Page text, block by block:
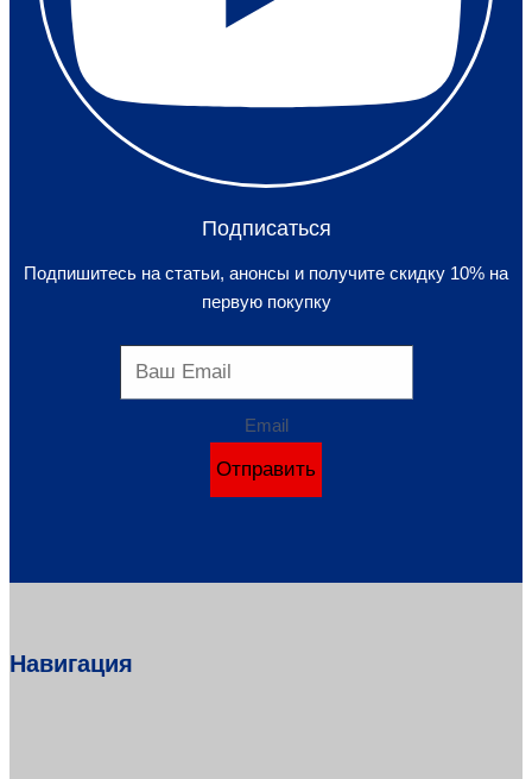
Подписаться
Подпишитесь на статьи, анонсы и получите скидку 10% на
первую покупку
Email
Отправить
Навигация